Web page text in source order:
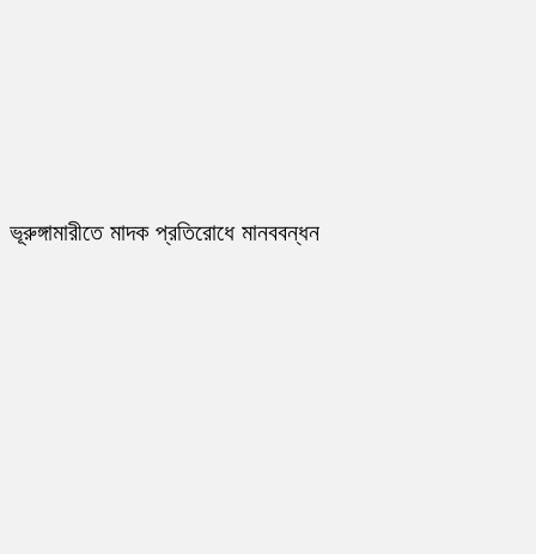
ভূরুঙ্গামারীতে মাদক প্রতিরোধে মানববন্ধন